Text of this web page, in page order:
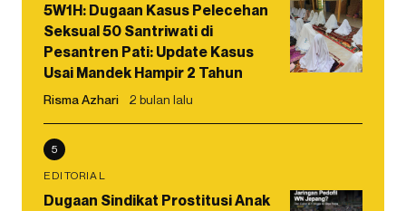
5W1H: Dugaan Kasus Pelecehan
Seksual 50 Santriwati di
Pesantren Pati: Update Kasus
Usai Mandek Hampir 2 Tahun
Risma Azhari 2 bulan lalu
5
EDITORIAL
Dugaan Sindikat Prostitusi Anak